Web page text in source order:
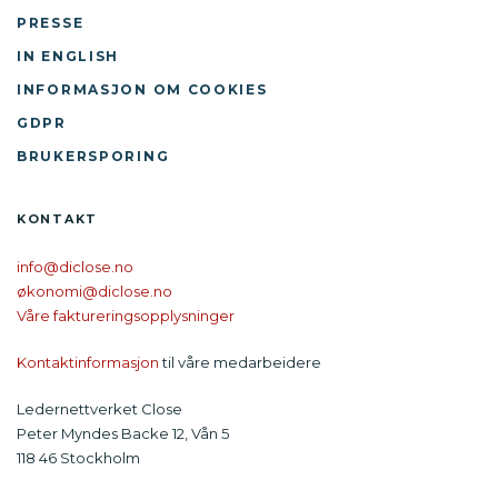
PRESSE
IN ENGLISH
INFORMASJON OM COOKIES
GDPR
BRUKERSPORING
KONTAKT
info@diclose.no
økonomi@diclose.no
Våre faktureringsopplysninger
Kontaktinformasjontil våre medarbeidere
Ledernettverket Close
Peter Myndes Backe 12, Vån 5
118 46 Stockholm